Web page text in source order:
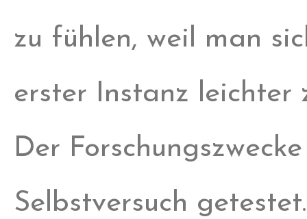
zu fühlen, weil man
erster Instanz leichter
Der
Selbstversuch